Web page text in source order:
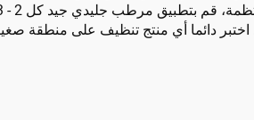
اختبر دائما أي منتج تنظيف على منطقة